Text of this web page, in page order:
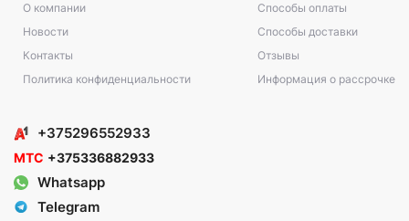
О компании
Новости
Контакты
Политика конфиденциальности
Способы оплаты
Способы доставки
Отзывы
Информация о рассрочке
+375296552933
МТС +375336882933
Whatsapp
Telegram